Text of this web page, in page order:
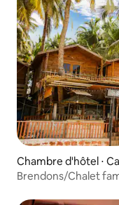
Chambre d'hôtel ⋅
Brendons/Chalet